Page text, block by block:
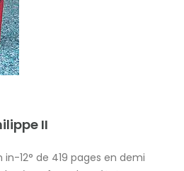
II
12° de 419 pages en demi